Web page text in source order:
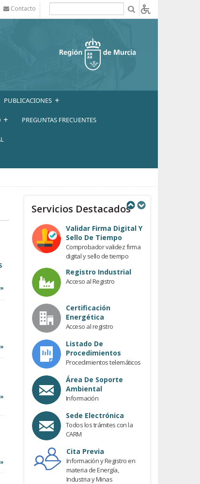
Contacto
PUBLICACIONES +
+ PREGUNTAS FRECUENTES
Servicios Destacados
Validar Firma Digital Y
Sello De Tiempo
Comprobador validez firma
digital y sello de tiempo
Registro Industrial
Acceso al Registro
Certificación
Energética
Acceso al registro
Listado De
Procedimientos
Procedimientos telemáticos
Área De Soporte
Ambiental
Información
Sede Electrónica
Todos los trámites con la
CARM
Cita Previa
Información y Registro en
materia de Energía,
Industria y Minas
Previous